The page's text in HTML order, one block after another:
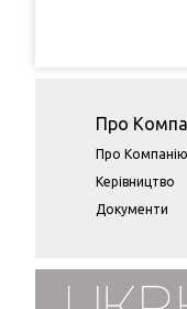
Про
Про Компанію
Керівництво
Документи